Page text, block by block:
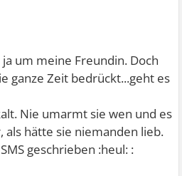
um meine Freundin. Doch
ganze Zeit bedrückt...geht es
Nie umarmt sie wen und es
als hätte sie niemanden lieb.
geschrieben :heul: :